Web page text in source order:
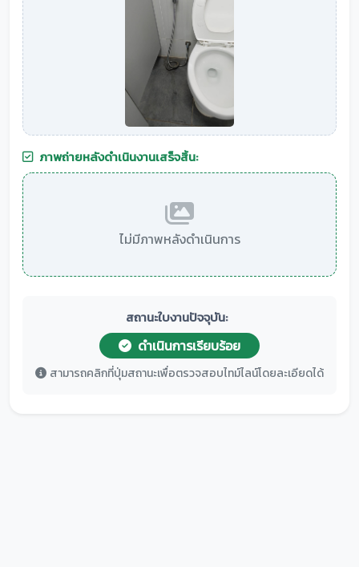
ภาพถ่ายหลังดำเนินงานเสร็จสิ้น:
ไม่มีภาพหลังดำเนินการ
สถานะใบงานปัจจุบัน:
ดำเนินการเรียบร้อย
สามารถคลิกที่ปุ่มสถานะเพื่อตรวจสอบไทม์ไลน์โดยละเอียดได้